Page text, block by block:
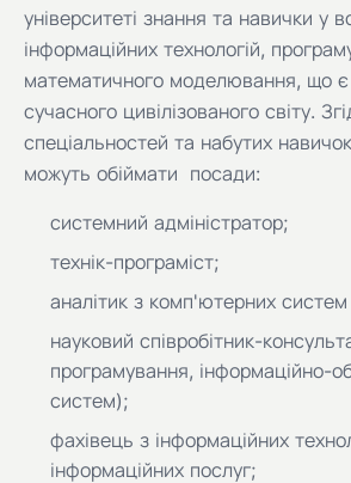
університеті знання та навички у
інформаційних технологій,
математичного моделювання, що
сучасного цивілізованого світу.
спеціальностей та набутих
можуть обіймати посади:
системний адміністратор;
технік-програміст;
аналітик з комп'ютерних систем
науковий співробітник-
програмування, інформаційно-
систем);
фахівець з інформаційних
інформаційних послуг;